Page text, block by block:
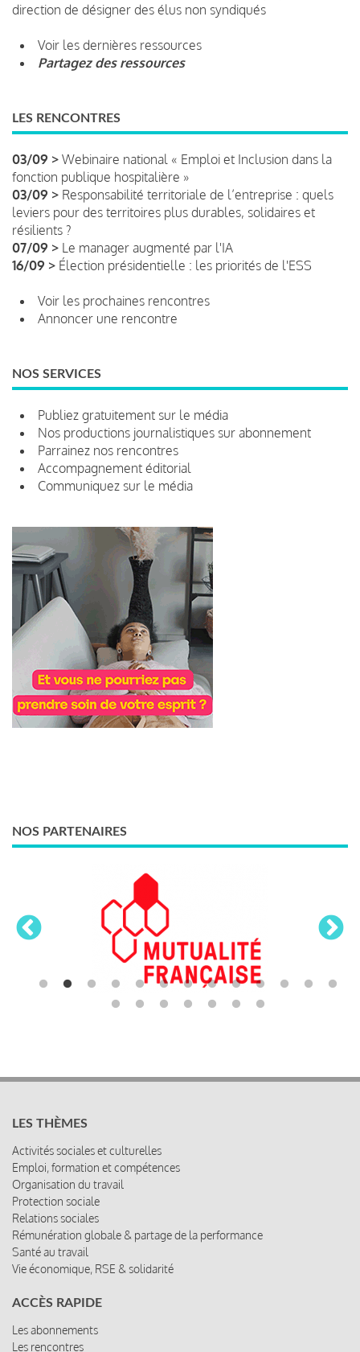
direction de désigner des élus non syndiqués
Voir les dernières ressources
Partagez des ressources
LES RENCONTRES
03/09 > Webinaire national « Emploi et Inclusion dans la
fonction publique hospitalière »
03/09 > Responsabilité territoriale de l’entreprise : quels
leviers pour des territoires plus durables, solidaires et
résilients ?
07/09 > Le manager augmenté par l'IA
16/09 > Élection présidentielle : les priorités de l'ESS
Voir les prochaines rencontres
Annoncer une rencontre
NOS SERVICES
Publiez gratuitement sur le média
Nos productions journalistiques sur abonnement
Parrainez nos rencontres
Accompagnement éditorial
Communiquez sur le média
NOS PARTENAIRES
LES THÈMES
Activités sociales et culturelles
Emploi, formation et compétences
Organisation du travail
Protection sociale
Relations sociales
Rémunération globale & partage de la performance
Santé au travail
Vie économique, RSE & solidarité
ACCÈS RAPIDE
Les abonnements
Les rencontres